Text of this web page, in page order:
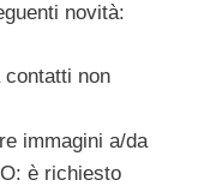
novità:
contatti non
immagini a/da
è richiesto